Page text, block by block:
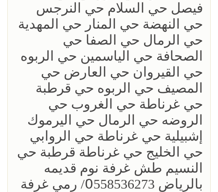
فيصل حي السلام حي النرجس
حي النهضة حي المنار حي المهدية
حي الرمال حي الصفا حي
الصحافة حي الياسمين حي الربوه
حي القيروان حي العارض حي
المصيف حي الربوه حي قرطبة
حي غرناطة حي الغروب حي
الروضه حي الرمال حي اليرموك
إشبيلية حي غرناطة حي الروابي
حي الخليج حي غرناطة قرطبة حي
النسيم طش غرفة نوم قديمه
بالرياض 0َ558536273/ رمي غرفة